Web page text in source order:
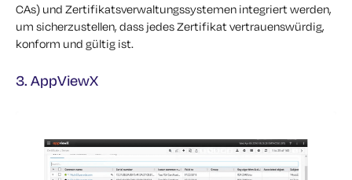
CAs) und Zertifikatsverwaltungssystemen integriert werden,
um sicherzustellen, dass jedes Zertifikat vertrauenswürdig,
konform und gültig ist.
3. AppViewX